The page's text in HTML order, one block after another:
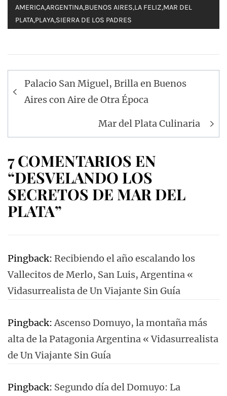
AMERICA,ARGENTINA,BUENOS AIRES,LA FELIZ,MAR DEL
PLATA,PLAYA,SIERRA DE LOS PADRES
Navegación
de
Palacio San Miguel, Brilla en Buenos
Aires con Aire de Otra Época
Mar del Plata Culinaria
7 COMENTARIOS EN
“DESVELANDO LOS
SECRETOS DE MAR DEL
PLATA”
Pingback: Recibiendo el año escalando los
Vallecitos de Merlo, San Luis, Argentina «
Vidasurrealista de Un Viajante Sin Guía
Pingback:Ascenso Domuyo, la montaña más
alta de la Patagonia Argentina « Vidasurrealista
de Un Viajante Sin Guía
Pingback: Segundo día del Domuyo: La